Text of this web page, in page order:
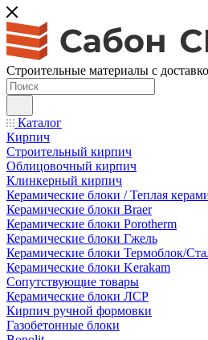
Строительные материалы с
Каталог
Кирпич
Строительный кирпич
Облицовочный кирпич
Клинкерный кирпич
Керамические блоки / Теплая
Керамические блоки Braer
Керамические блоки Porotherm
Керамические блоки Гжель
Керамические блоки Термоблок/
Керамические блоки Kerakam
Сопутствующие товары
Керамические блоки ЛСР
Кирпич ручной формовки
Газобетонные блоки